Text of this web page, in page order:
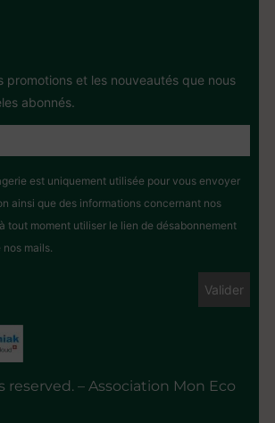
promotions et les nouveautés que nous
abonnés.
est uniquement utilisée pour vous envoyer
ainsi que des informations concernant nos
tout moment utiliser le lien de désabonnement
nos mails.
reserved. – Association Mon Eco